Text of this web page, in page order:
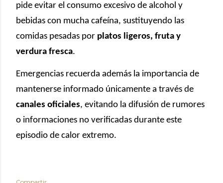
pide evitar el consumo excesivo de alcohol y
bebidas con mucha cafeína, sustituyendo las
comidas pesadas por platos ligeros, fruta y
verdura fresca.
Emergencias recuerda además la importancia de
mantenerse informado únicamente a través de
canales oficiales, evitando la difusión de rumores
o informaciones no verificadas durante este
episodio de calor extremo.